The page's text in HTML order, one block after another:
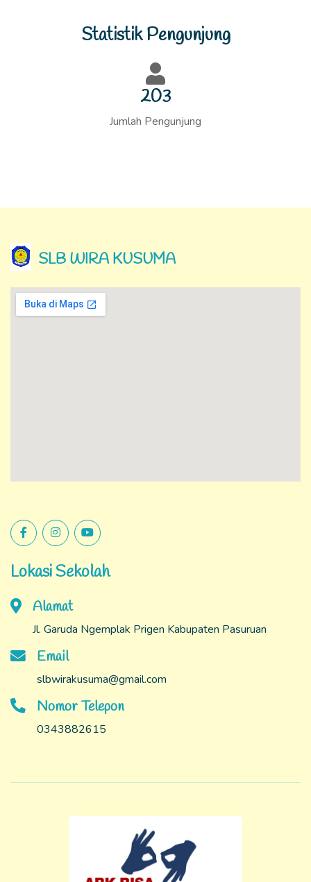
Statistik Pengunjung
215
Jumlah Pengunjung
SLB WIRA KUSUMA
Lokasi Sekolah
Alamat
Jl. Garuda Ngemplak Prigen Kabupaten Pasuruan
Email
slbwirakusuma@gmail.com
Nomor Telepon
0343882615